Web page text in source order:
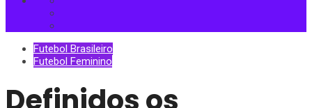
Futebol Brasileiro
Futebol Feminino
Definidos os